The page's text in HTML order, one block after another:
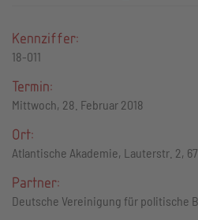
Kennziffer:
18-011
Termin:
Mittwoch, 28. Februar 2018
Ort:
Atlantische Akademie, Lauterstr. 2,
Partner:
Deutsche Vereinigung für politische